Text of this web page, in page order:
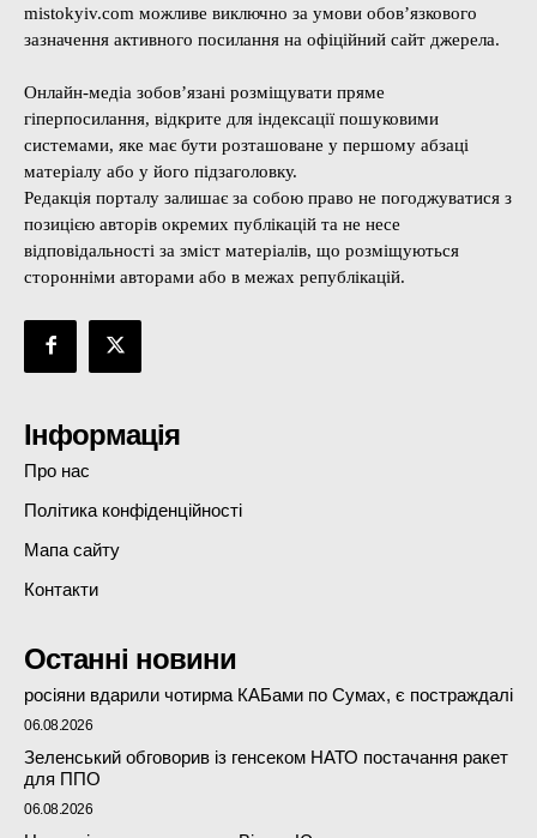
mistokyiv.com можливе виключно за умови обов’язкового
зазначення активного посилання на офіційний сайт джерела.
Онлайн-медіа зобов’язані розміщувати пряме
гіперпосилання, відкрите для індексації пошуковими
системами, яке має бути розташоване у першому абзаці
матеріалу або у його підзаголовку.
Редакція порталу залишає за собою право не погоджуватися з
позицією авторів окремих публікацій та не несе
відповідальності за зміст матеріалів, що розміщуються
сторонніми авторами або в межах републікацій.
Інформація
Про нас
Політика конфіденційності
Мапа сайту
Контакти
Останні новини
росіяни вдарили чотирма КАБами по Сумах, є постраждалі
06.08.2026
Зеленський обговорив із генсеком НАТО постачання ракет
для ППО
06.08.2026